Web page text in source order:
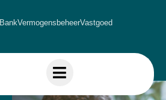
BankVermogensbeheerVastgoed